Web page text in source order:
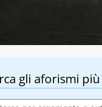
gli aforismi